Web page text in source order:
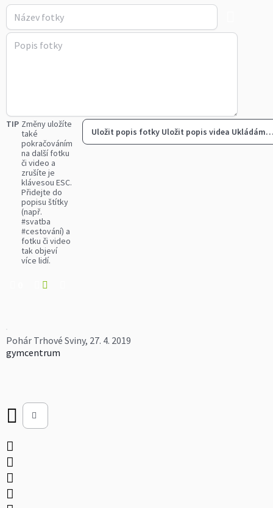
TIP Změny uložíte
také
pokračováním
na další fotku
či video a
zrušíte je
klávesou ESC.
Přidejte do
popisu štítky
(např.
#svatba
#cestování) a
fotku či video
tak objeví
více lidí.
Uložit popis fotky Uložit popis videa
Pohár Trhové Sviny, 27. 4. 2019
gymcentrum